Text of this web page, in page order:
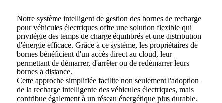
Notre système intelligent de gestion des bornes de recharge
pour véhicules électriques offre une solution flexible qui
privilégie des temps de charge équilibrés et une distribution
d'énergie efficace. Grâce à ce système, les propriétaires de
bornes bénéficient d'un accès direct au cloud, leur
permettant de démarrer, d'arrêter ou de redémarrer leurs
bornes à distance.
Cette approche simplifiée facilite non seulement l'adoption
de la recharge intelligente des véhicules électriques, mais
contribue également à un réseau énergétique plus durable.